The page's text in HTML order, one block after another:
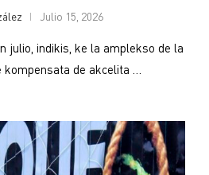
Julio 15, 2026
julio, indikis, ke la amplekso de la
de akcelita …